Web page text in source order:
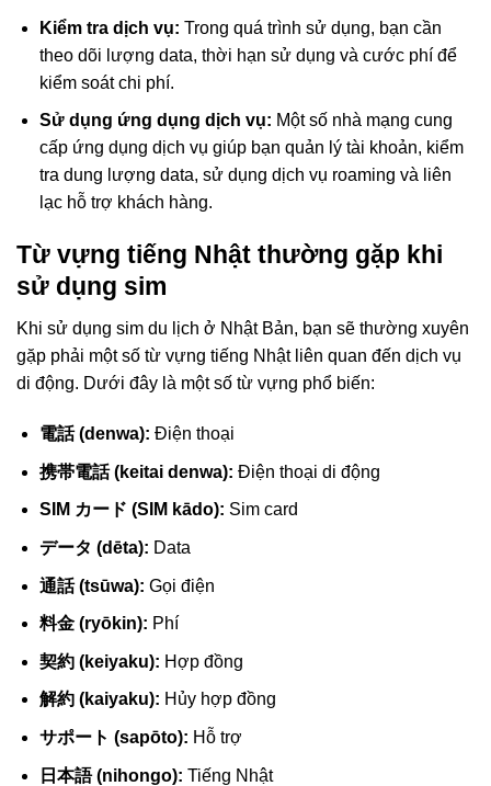
Kiểm tra dịch vụ: Trong quá trình sử dụng, bạn cần
theo dõi lượng data, thời hạn sử dụng và cước phí để
kiểm soát chi phí.
Sử dụng ứng dụng dịch vụ: Một số nhà mạng cung
cấp ứng dụng dịch vụ giúp bạn quản lý tài khoản, kiểm
tra dung lượng data, sử dụng dịch vụ roaming và liên
lạc hỗ trợ khách hàng.
Từ vựng tiếng Nhật thường gặp khi
sử dụng sim
Khi sử dụng sim du lịch ở Nhật Bản, bạn sẽ thường xuyên
gặp phải một số từ vựng tiếng Nhật liên quan đến dịch vụ
di động. Dưới đây là một số từ vựng phổ biến:
電話 (denwa): Điện thoại
携帯電話 (keitai denwa): Điện thoại di động
SIM カード (SIM kādo): Sim card
データ (dēta): Data
通話 (tsūwa): Gọi điện
料金 (ryōkin): Phí
契約 (keiyaku): Hợp đồng
解約 (kaiyaku): Hủy hợp đồng
サポート (sapōto): Hỗ trợ
日本語 (nihongo): Tiếng Nhật